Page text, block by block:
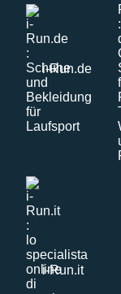
i-Run.de
i-Run.it